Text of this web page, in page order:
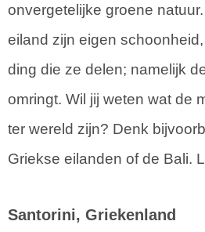
onvergetelijke groene
eiland zijn eigen
ding die ze delen; namelijk
omringt. Wil jij weten wat de
ter wereld zijn? Denk
Griekse eilanden of de Bali.
Santorini, Griekenland